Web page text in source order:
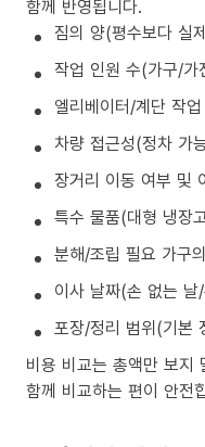
함께 반영됩니다.
짐의 양(평수보다 실
작업 인원 수(가구/가
엘리베이터/계단 작
차량 접근성(정차 가
장거리 이동 여부 및
특수 물품(대형 냉장
분해/조립 필요 가구
이사 날짜(손 없는 날
포장/정리 범위(기본
비용 비교는 총액만 보지
함께 비교하는 편이 안전